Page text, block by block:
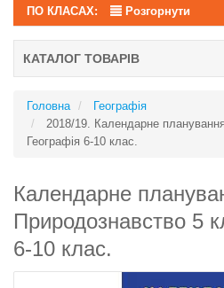
ПО КЛАСАХ: Розгорнути
КАТАЛОГ ТОВАРІВ
Головна
Географія
2018/19. Календарне
Географія 6-10 клас.
Календарне
Природознавство 5
6-10 клас.